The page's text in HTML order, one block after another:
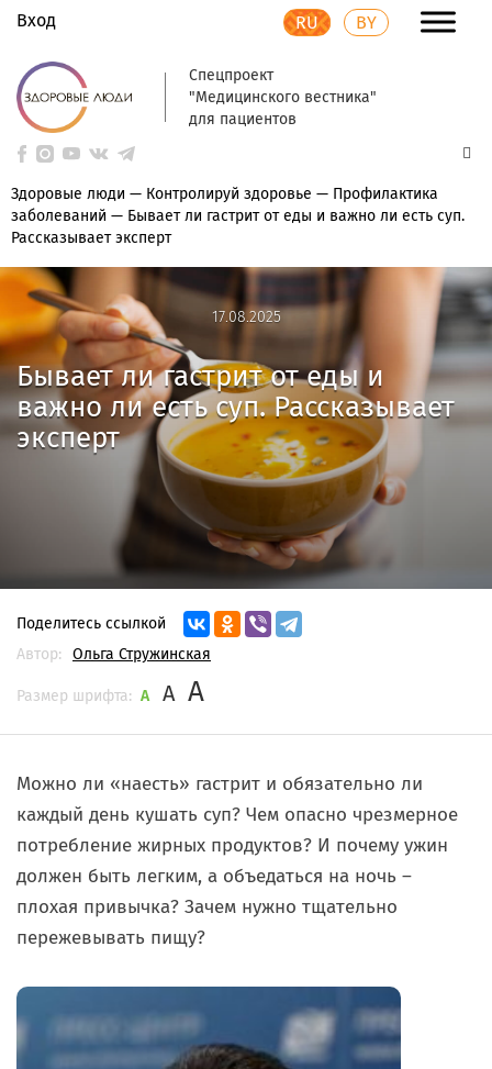
Вход RU BY
Спецпроект
"Медицинского вестника"
для пациентов
Здоровые люди — Контролируй здоровье — Профилактика
заболеваний — Бывает ли гастрит от еды и важно ли есть суп.
Рассказывает эксперт
17.08.2025
17.08.2025
Бывает ли гастрит от еды и
важно ли есть суп. Рассказывает
эксперт
Поделитесь ссылкой
Автор:
Ольга Стружинская
Размер шрифта: A A A
Можно ли «наесть» гастрит и обязательно ли
каждый день кушать суп? Чем опасно чрезмерное
потребление жирных продуктов? И почему ужин
должен быть легким, а объедаться на ночь –
плохая привычка? Зачем нужно тщательно
пережевывать пищу?